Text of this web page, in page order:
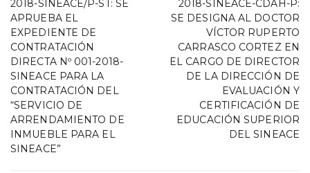
2018-SINEACE/P-ST: SE
APRUEBA EL
EXPEDIENTE DE
CONTRATACIÓN
DIRECTA Nº 001-2018-
SINEACE PARA LA
CONTRATACIÓN DEL
“SERVICIO DE
ARRENDAMIENTO DE
INMUEBLE PARA EL
SINEACE”
2018-SINEACE-CDAH-P:
SE DESIGNA AL DOCTOR
VÍCTOR RUPERTO
CARRASCO CORTEZ EN
EL CARGO DE DIRECTOR
DE LA DIRECCIÓN DE
EVALUACIÓN Y
CERTIFICACIÓN DE
EDUCACIÓN SUPERIOR
DEL SINEACE